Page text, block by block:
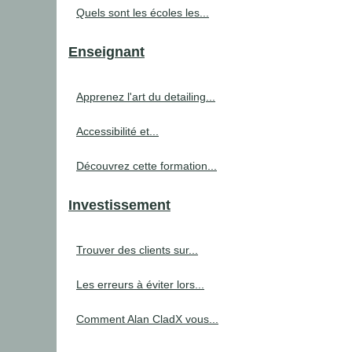
Quels sont les écoles les...
Enseignant
Apprenez l'art du detailing...
Accessibilité et...
Découvrez cette formation...
Investissement
Trouver des clients sur...
Les erreurs à éviter lors...
Comment Alan CladX vous...